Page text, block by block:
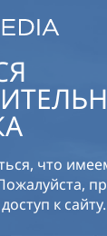
что
к сайту.